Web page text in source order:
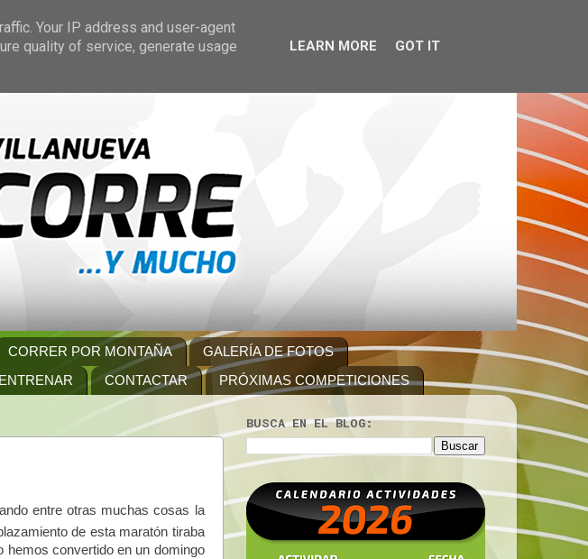
CORRER POR MONTAÑA
GALERÍA DE FOTOS
CONTACTAR PRÓXIMAS COMPETICIONES
entre otras muchas cosas la
de esta maratón tiraba
hemos convertido en un domingo
BUSCA EN EL BLOG:
Your IP address and user-agent
quality of service, generate usage
LEARN MORE GOT IT